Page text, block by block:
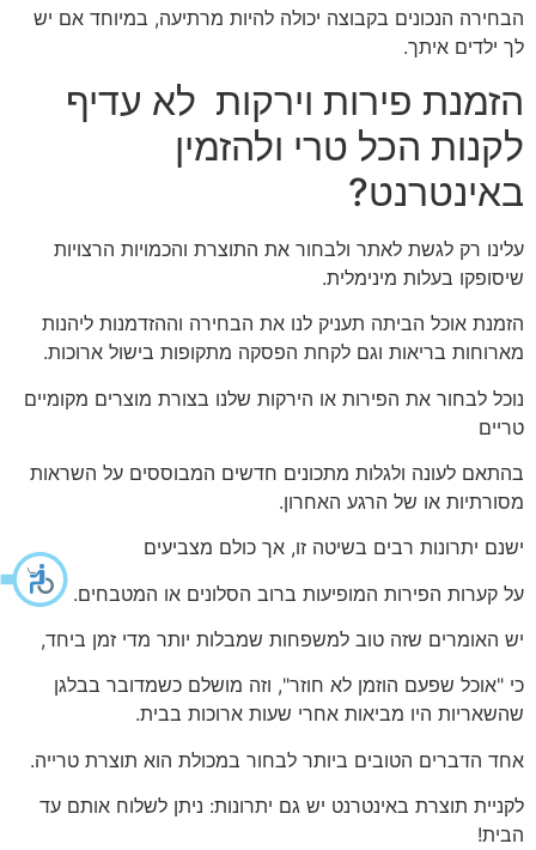
הבחירה הנכונים בקבוצה יכולה להיות מרתיעה, במיוחד אם יש
לך ילדים איתך.
הזמנת פירות וירקות לא עדיף
לקנות הכל טרי ולהזמין
באינטרנט?
עלינו רק לגשת לאתר ולבחור את התוצרת והכמויות הרצויות
שיסופקו בעלות מינימלית.
הזמנת אוכל הביתה תעניק לנו את הבחירה וההזדמנות ליהנות
מארוחות בריאות וגם לקחת הפסקה מתקופות בישול ארוכות.
נוכל לבחור את הפירות או הירקות שלנו בצורת מוצרים מקומיים
טריים
בהתאם לעונה ולגלות מתכונים חדשים המבוססים על השראות
מסורתיות או של הרגע האחרון.
ישנם יתרונות רבים בשיטה זו, אך כולם מצביעים
על קערות הפירות המופיעות ברוב הסלונים או המטבחים.
יש האומרים שזה טוב למשפחות שמבלות יותר מדי זמן ביחד,
כי "אוכל שפעם הוזמן לא חוזר", וזה מושלם כשמדובר בבלגן
שהשאריות היו מביאות אחרי שעות ארוכות בבית.
אחד הדברים הטובים ביותר לבחור במכולת הוא תוצרת טרייה.
לקניית תוצרת באינטרנט יש גם יתרונות: ניתן לשלוח אותם עד
הבית!